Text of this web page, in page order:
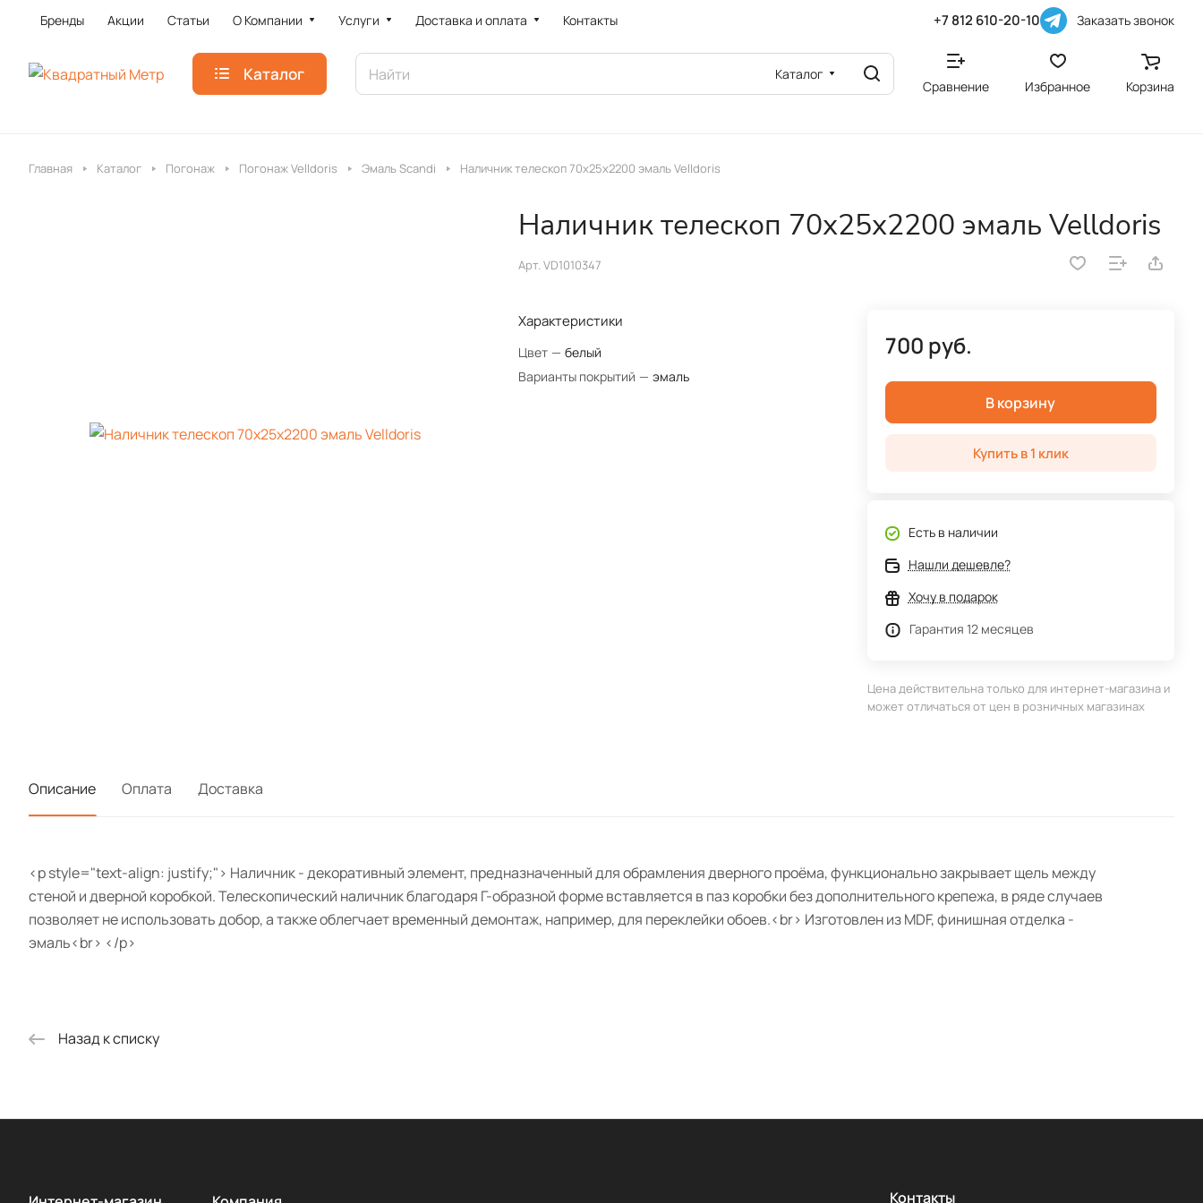
Бренды Акции Статьи О Компании Услуги Доставка и оплата Контакты +7 812 610-20-10 Заказать звонок
Каталог Каталог
Сравнение Избранное Корзина
Главная Каталог Погонаж Погонаж Velldoris Эмаль Scandi Наличник телескоп 70х25х2200 эмаль Velldoris
Наличник телескоп 70х25х2200 эмаль Velldoris
Арт. VD1010347
Характеристики
Цвет — белый
Варианты покрытий — эмаль
700 руб.
В корзину
Купить в 1 клик
Есть в наличии
Нашли дешевле?
Хочу в подарок
Гарантия 12 месяцев
Цена действительна только для интернет-магазина и
может отличаться от цен в розничных магазинах
Описание Оплата Доставка
<p style="text-align: justify;"> Наличник - декоративный элемент, предназначенный для обрамления дверного проёма, функционально закрывает щель между
стеной и дверной коробкой. Телескопический наличник благодаря Г-образной форме вставляется в паз коробки без дополнительного крепежа, в ряде случаев
позволяет не использовать добор, а также облегчает временный демонтаж, например, для переклейки обоев.<br> Изготовлен из MDF, финишная отделка -
эмаль<br> </p>
Назад к списку
Контакты